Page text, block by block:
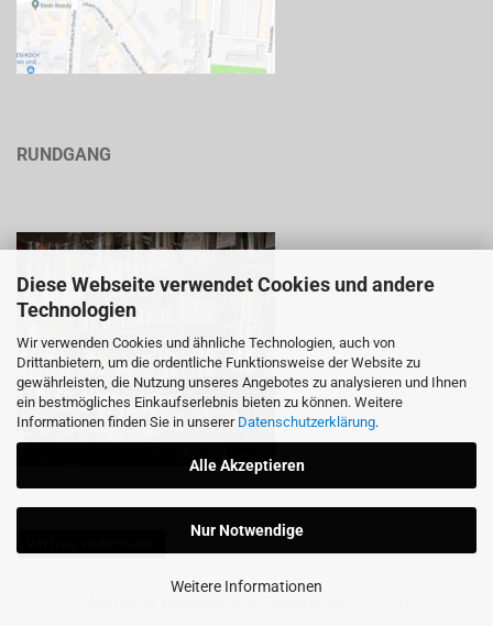
Diese Webseite verwendet Cookies und andere
Technologien
Wir verwenden Cookies und ähnliche Technologien, auch von
Drittanbietern, um die ordentliche Funktionsweise der Website zu
gewährleisten, die Nutzung unseres Angebotes zu analysieren und Ihnen
ein bestmögliches Einkaufserlebnis bieten zu können. Weitere
Informationen finden Sie in unserer Datenschutzerklärung.
Alle Akzeptieren
Nur Notwendige
Weitere Informationen
RUNDGANG